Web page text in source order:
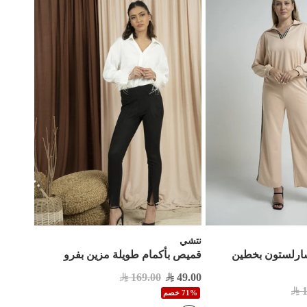
بخطين
نتشي
قميص بأكمام طويلة مزين بفرو
49.00
169.00
71% خصم